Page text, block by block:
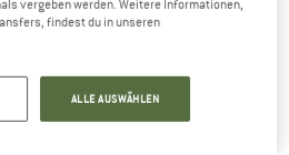
vergeben werden. Weitere Informationen,
findest du in unseren
ALLE AUSWÄHLEN